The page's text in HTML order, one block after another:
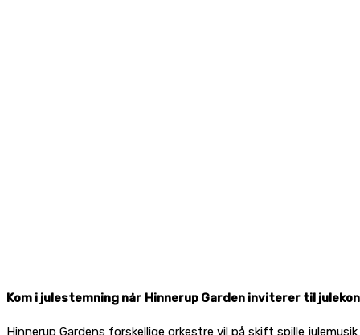
Kom i julestemning når Hinnerup Garden inviterer til
Hinnerup Gardens forskellige orkestre vil på skift spille